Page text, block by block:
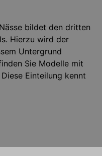
bildet den dritten
Hierzu wird der
Untergrund
Sie Modelle mit
Einteilung kennt